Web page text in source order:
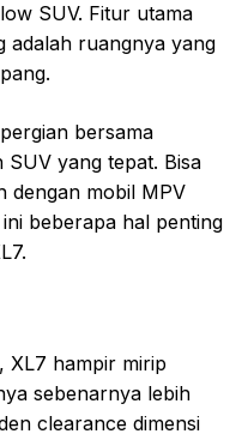
SUV. Fitur utama
adalah ruangnya yang
bersama
SUV yang tepat. Bisa
dengan mobil MPV
beberapa hal penting
XL7 hampir mirip
sebenarnya lebih
clearance dimensi